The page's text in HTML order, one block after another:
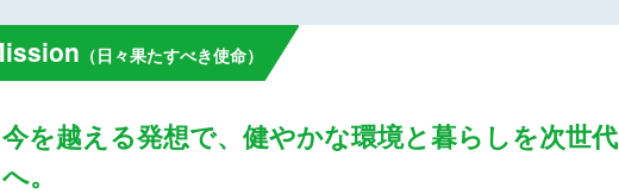
（日々果たすべき使命）
今を越える発想で、健やかな環境と暮らしを次世代
へ。